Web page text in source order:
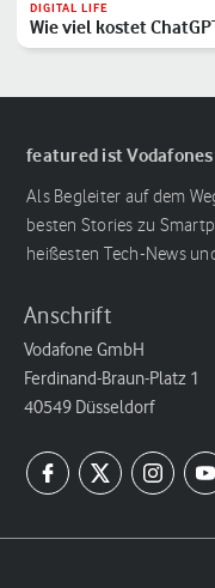
DIGITAL LIFE
Wie viel kostet
featured ist
Als Begleiter auf dem
besten Stories zu
heißesten Tech-News
Anschrift
Vodafone GmbH
Ferdinand-Braun-Platz 1
40549 Düsseldorf